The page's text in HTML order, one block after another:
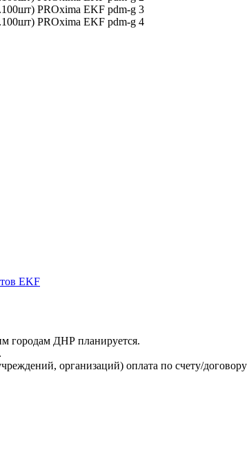
EKF
городам ДНР планируется.
организаций) оплата по счету/